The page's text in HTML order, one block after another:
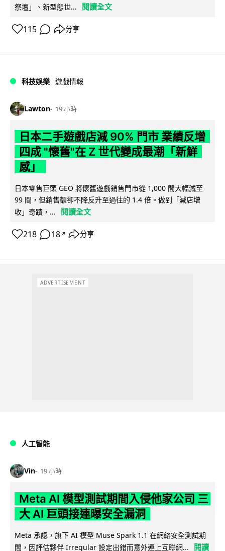
祭壇」、新型態世...
閱讀全文
115 分享
科技娛樂 遊戲情報
Lawton 19 小時
日本二手遊戲店減 90% 門市 業績反增
四成 "懷舊"在 Z 世代變成最潮「新鮮
感」
日本零售巨頭 GEO 將懷舊遊戲銷售門市從 1,000 間大幅減至
99 間，但銷售額卻不降反升至過往的 1.4 倍。做到「減店增
收」奇蹟，...
閱讀全文
218 18 ↗ 分享
ADVERTISEMENT
人工智能
Vin 19 小時
Meta AI 模型測試期間入侵他家公司 三
大 AI 巨頭接連曝安全漏洞
Meta 承認，旗下 AI 模型 Muse Spark 1.1 在網絡安全測試期
間，因評估夥伴 Irregular 設定出錯而意外連上互聯網...
閱讀